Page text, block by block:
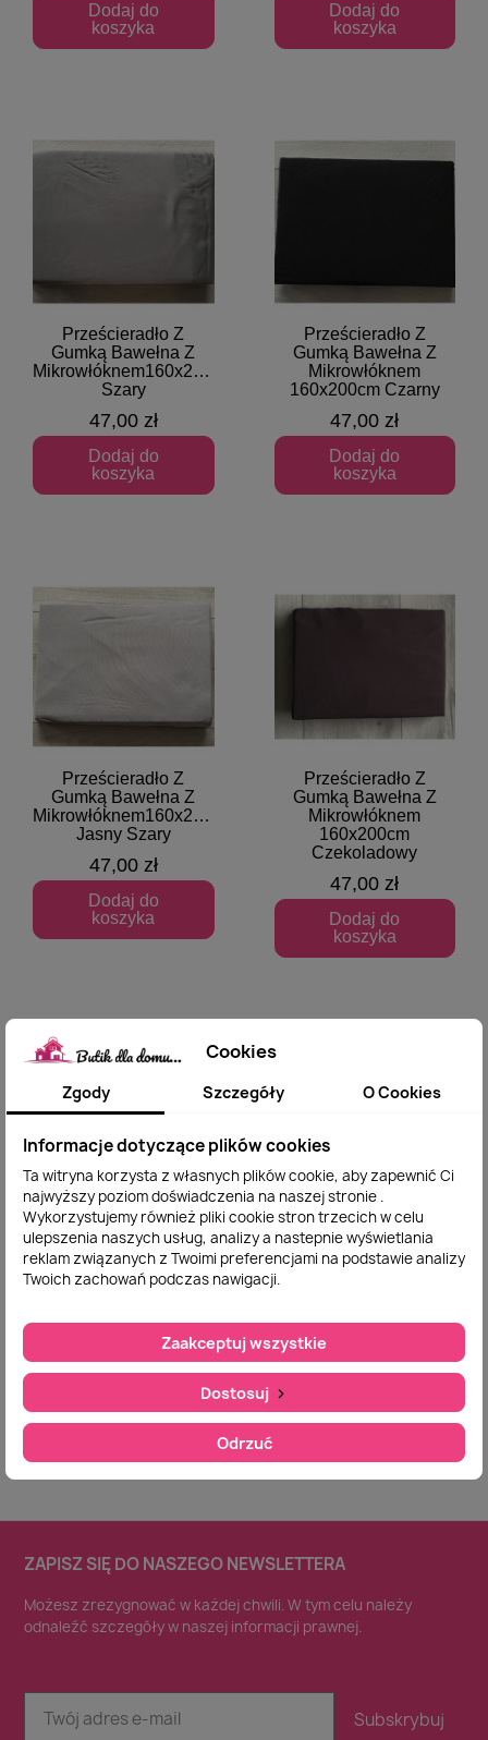
Dodaj do
koszyka
Dodaj do
koszyka
Szybki podgląd
Prześcieradło Z
Gumką Bawełna Z
Mikrowłóknem160x200cm
Szary
47,00 zł
Dodaj do
koszyka
Szybki podgląd
Prześcieradło Z
Gumką Bawełna Z
Mikrowłóknem
160x200cm Czarny
47,00 zł
Dodaj do
koszyka
Szybki podgląd
Prześcieradło Z
Gumką Bawełna Z
Mikrowłóknem160x200cm
Jasny Szary
47,00 zł
Dodaj do
koszyka
Szybki podgląd
Prześcieradło Z
Gumką Bawełna Z
Mikrowłóknem
160x200cm
Czekoladowy
47,00 zł
Dodaj do
koszyka
Szybki podgląd
Prześcieradło Z
Gumką Bawełna Z
Mikrowłóknem
ZAPISZ SIĘ DO NASZEGO NEWSLETTERA
Możesz zrezygnować w każdej chwili. W tym celu należy
odnaleźć szczegóły w naszej informacji prawnej.
Subskrybuj
Cookies
Zgody Szczegóły O Cookies
Informacje dotyczące plików cookies
Ta witryna korzysta z własnych plików cookie, aby zapewnić Ci
najwyższy poziom doświadczenia na naszej stronie .
Wykorzystujemy również pliki cookie stron trzecich w celu
ulepszenia naszych usług, analizy a nastepnie wyświetlania
reklam związanych z Twoimi preferencjami na podstawie analizy
Twoich zachowań podczas nawigacji.
Odrzuć
Dostosuj
Zaakceptuj wszystkie